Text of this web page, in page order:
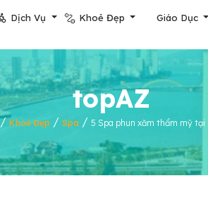
Dịch Vụ Khoẻ Đẹp Giáo Dục
topAZ
Khoẻ Đẹp / Spa / 5 Spa phun xăm thẩm mỹ